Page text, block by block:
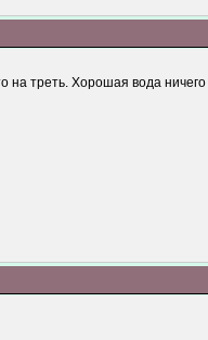
на треть. Хорошая вода